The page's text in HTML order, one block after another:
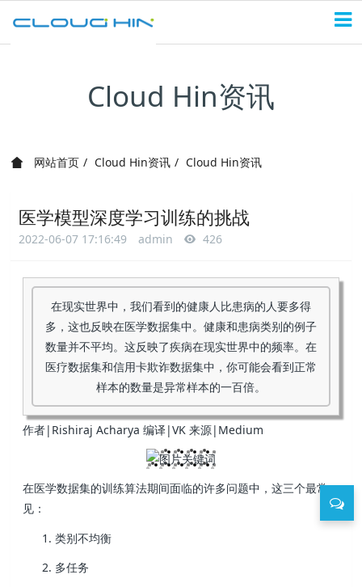
Cloud Hin资讯
网站首页 Cloud Hin资讯 Cloud Hin资讯
医学模型深度学习训练的挑战
2022-06-07 17:16:49 admin 426
在现实世界中，我们看到的健康人比患病的人要多得
多，这也反映在医学数据集中。健康和患病类别的例子
数量并不平均。这反映了疾病在现实世界中的频率。在
医疗数据集和信用卡欺诈数据集中，你可能会看到正常
样本的数量是异常样本的一百倍。
作者|Rishiraj Acharya 编译|VK 来源|Medium
在医学数据集的训练算法期间面临的许多问题中，这三个最常
见：
类别不均衡
多任务